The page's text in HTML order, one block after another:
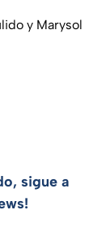
y Marysol
sigue a